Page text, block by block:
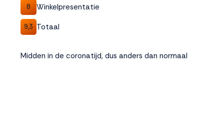
8 Winkelpresentatie
9,3 Totaal
Midden in de coronatijd, dus anders dan normaal